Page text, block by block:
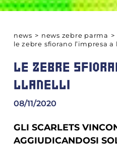
news > news zebre parma >
le zebre sfiorano l’impresa a
LE ZEBRE
LLANELLI
08/11/2020
GLI SCARLETS
AGGIUDICANDOSI